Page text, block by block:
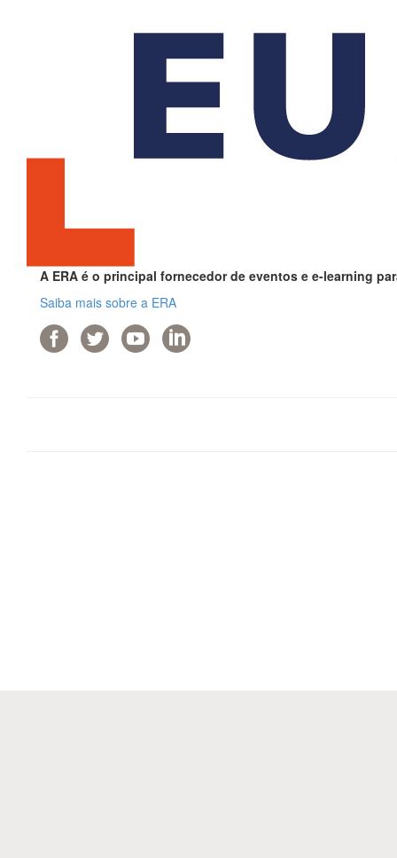
A ERA é o principal fornecedor de eventos e e-learning
Saiba mais sobre a ERA